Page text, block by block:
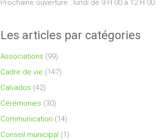
Prochaine ouverture : lundi de 9 H 00 à 12 H 00 .
Les articles par catégories
Associations (99)
Cadre de vie (147)
Calvados (42)
Cérémonies (30)
Communication (14)
Conseil municipal (1)